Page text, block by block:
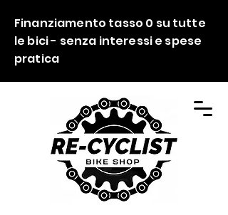
Finanziamento tasso 0 su tutte
le bici - senza interessi e spese
pratica